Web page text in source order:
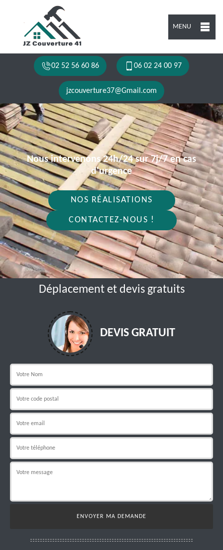
MENU
02 52 56 60 86 06 02 24 00 97
jzcouverture37@Gmail.com
Nous intervenons 24h/24 sur 7j/7 en cas
d'urgence
NOS RÉALISATIONS
CONTACTEZ-NOUS !
Déplacement et devis gratuits
DEVIS GRATUIT